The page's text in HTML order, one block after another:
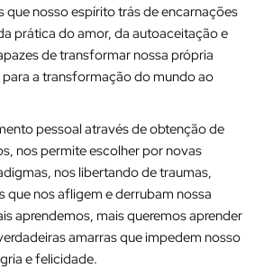
que nosso espírito trás de encarnações
prática do amor, da autoaceitação e
de transformar nossa própria
a transformação do mundo ao
pessoal através de obtenção de
nos permite escolher por novas
nos libertando de traumas,
que nos afligem e derrubam nossa
aprendemos, mais queremos aprender
amarras que impedem nosso
e felicidade.